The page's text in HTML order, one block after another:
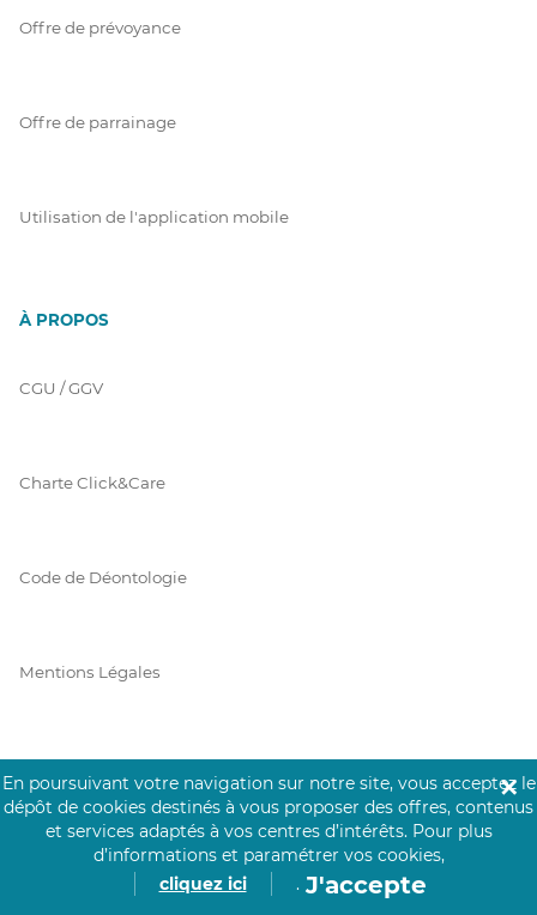
Offre de prévoyance
Offre de parrainage
Utilisation de l'application mobile
À PROPOS
CGU / GGV
Charte Click&Care
Code de Déontologie
Mentions Légales
Protection des Données
En poursuivant votre navigation sur notre site, vous acceptez le
dépôt de cookies destinés à vous proposer des offres, contenus
et services adaptés à vos centres d’intérêts. Pour plus
d’informations et paramétrer vos cookies,
cliquez ici
. J'accepte
✕